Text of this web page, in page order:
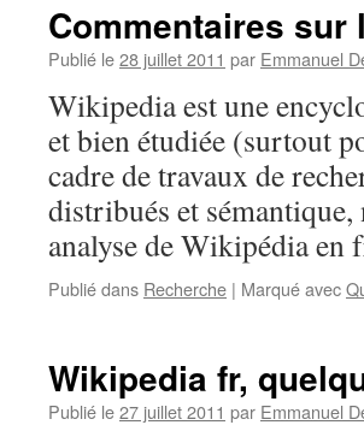
Commentaires sur
Publié le28 juillet 2011 par Emmanuel
Wikipedia est une
et bien étudiée (surtout
cadre de travaux de
distribués et sémantique,
analyse de Wikipédia
Publié dans Recherche | Marqué avec
Wikipedia fr,
Publié le27 juillet 2011 par Emmanuel